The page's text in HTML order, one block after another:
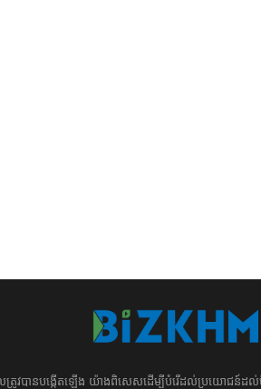
ែល​​​ត្រូវ​បាន​បង្កើតឡើង យ៉ាង​ពិសេស​​ដើម្បី​បំរើ​ដល់​ប្រយោជ